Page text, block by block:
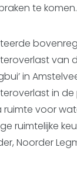
te komen.
van
in
in de
voor
ruimtelijke
Noorder